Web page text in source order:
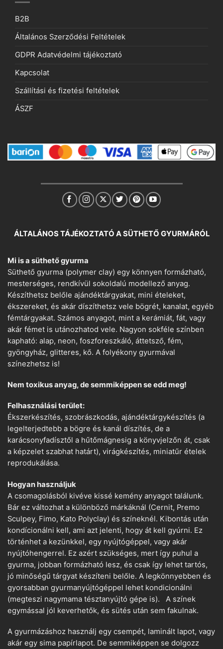
B2B
Általános Szerződési Feltételek
GDPR Adatvédelmi tájékoztató
Kapcsolat
Szállítási és fizetési feltételek
ÁSZF
ÁLTALÁNOS TÁJÉKOZTATÓ A SÜTHETŐ GYURMÁRÓL
Mi is a süthető gyurma
Süthető gyurma (polymer clay) egy könnyen formázható,
mesterséges, rendkívül sokoldalú modellező anyag.
Készíthetsz belőle ajándéktárgyakat, mini ételeket,
ékszereket, és akár díszíthetsz vele bögrét, kanalat, egyéb
fémtárgyakat. Számos anyagot, mint a kerámiát, fát, vagy
akár fémet is utánozhatod vele. Nagyon sokféle színben
kapható: alap, neon, foszforeszkáló, áttetsző, fém,
gyöngyház, glitteres, kő. A folyékony gyurmával
színezhetsz is!
Nem toxikus anyag, de semmiképpen se edd meg!
Felhasználási terület:
Ékszerkészítés, szobrászkodás, ajándéktárgykészítés (a
legelterjedtebb a bögre és kanál díszítés, de a
karácsonyfadísztől a hűtőmágnesig a könyvjelzőn át, csak
a képzelet szabhat határt), virágkészítés, miniatűr ételek
reprodukálása.
Hogyan használjuk
A csomagolásból kivéve kissé kemény anyagot találunk.
Bár ez változhat a különböző márkáknál (Cernit, Premo
Sculpey, Fimo, Kato Polyclay) és színeknél. Kibontás után
kondícionálni kell, ami azt jelenti, hogy át kell gyúrni. Ez
történhet a kezünkkel, egy nyújtógéppel, vagy akár
nyújtóhengerrel. Ez azért szükséges, mert így puhul a
gyurma, jobban formázható lesz, és csak így lehet tartós,
jó minőségű tárgyat készíteni belőle. A legkönnyebben és
gyorsabban gyurmanyújtógéppel lehet kondicionálni
(megteszi nagymama tésztanyújtó gépe is). A színek
egymással jól keverhetők, és sütés után sem fakulnak.
A gyurmázáshoz használj egy csempét, laminált lapot, vagy
akár egy sima papírlapot. De semmiképpen se dolgozz